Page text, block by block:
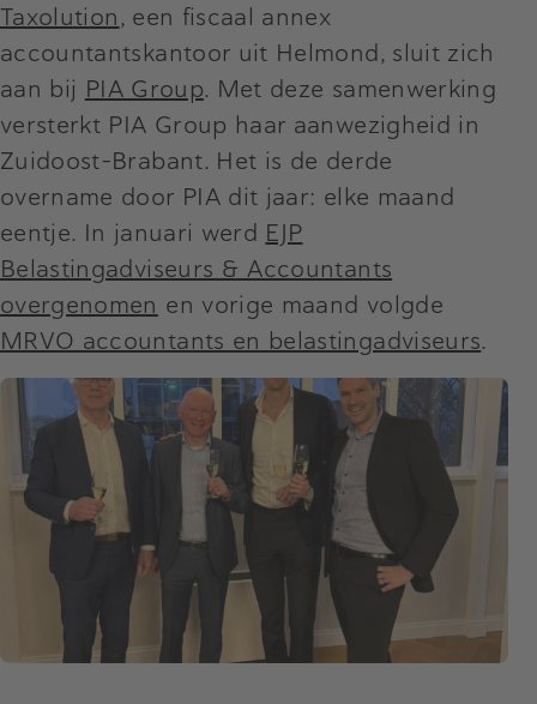
Taxolution, een fiscaal annex
accountantskantoor uit Helmond, sluit zich
aan bij PIA Group. Met deze samenwerking
versterkt PIA Group haar aanwezigheid in
Zuidoost-Brabant. Het is de derde
overname door PIA dit jaar: elke maand
eentje. In januari werd EJP
Belastingadviseurs & Accountants
overgenomen en vorige maand volgde
MRVO accountants en belastingadviseurs.